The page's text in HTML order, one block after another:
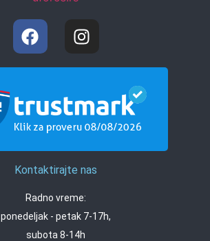
Kontaktirajte nas
Radno vreme:
ponedeljak - petak 7-17h,
subota 8-14h